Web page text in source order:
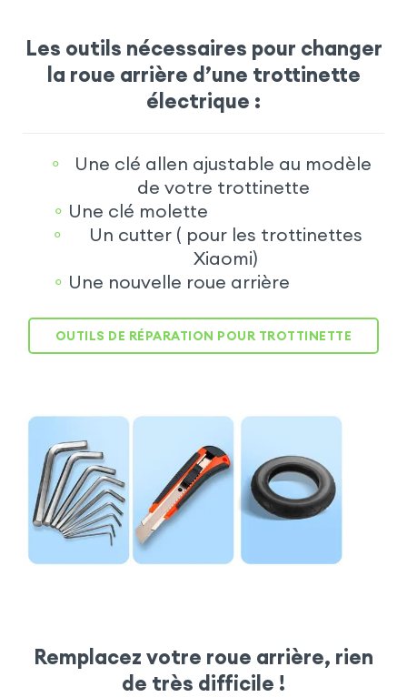
Les outils nécessaires pour changer
la roue arrière d’une trottinette
électrique :
Une clé allen ajustable au modèle
de votre trottinette
Une clé molette
Un cutter ( pour les trottinettes
Xiaomi)
Une nouvelle roue arrière
OUTILS DE RÉPARATION POUR TROTTINETTE
Remplacez votre roue arrière, rien
de très difficile !